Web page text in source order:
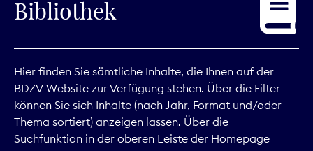
Service
Digitales
Kommunikation
Bibliothek
Hier finden Sie sämtliche Inhalte, die Ihnen auf der
BDZV-Website zur Verfügung stehen. Über die Filter
können Sie sich Inhalte (nach Jahr, Format und/oder
Thema sortiert) anzeigen lassen. Über die
Suchfunktion in der oberen Leiste der Homepage